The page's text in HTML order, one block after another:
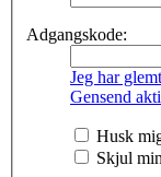
Adgangskode:
Jeg har
Gensend
Husk
Skjul